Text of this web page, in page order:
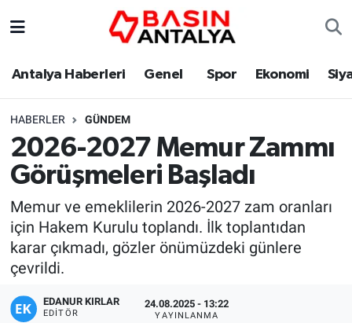
Antalya Haberleri Genel Spor Ekonomi
HABERLER GÜNDEM
2026-2027 Memur Zammı
Görüşmeleri Başladı
Memur ve emeklilerin 2026-2027 zam oranları
için Hakem Kurulu toplandı. İlk toplantıdan
karar çıkmadı, gözler önümüzdeki günlere
çevrildi.
EDANUR KIRLAR
EDITÖR
24.08.2025 - 13:22
YAYINLANMA